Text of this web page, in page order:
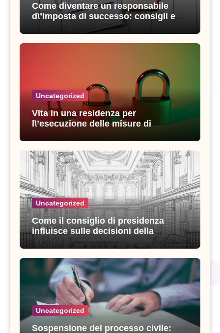
Come diventare un responsabile
d\’imposta di successo: consigli e
strategie vincenti
Uncategorized
Vita in una residenza per
l\’esecuzione delle misure di
Uncategorized
Come il consiglio di presidenza
influisce sulle decisioni della
giustizia amministrativa
Uncategorized
Sospensione del processo civile: